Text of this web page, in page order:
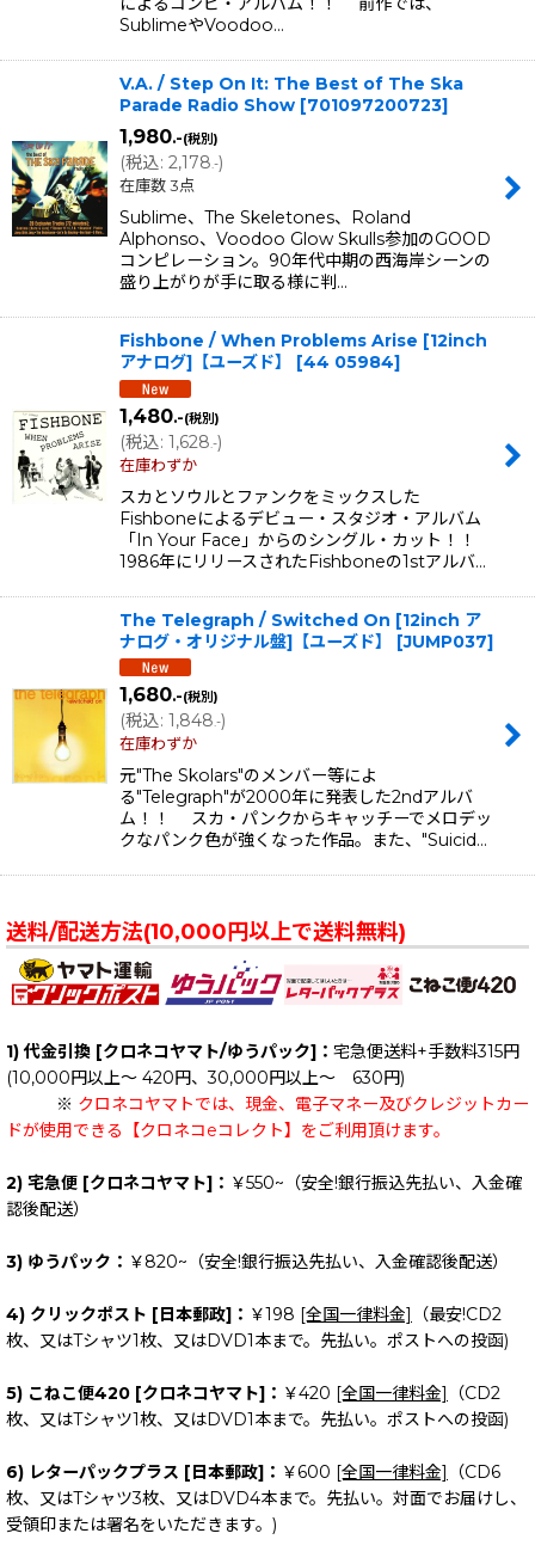
SublimeやVoodoo…
V.A. / Step On It: The Best of The Ska
Parade Radio Show [701097200723]
1,980.-(税別)
(税込: 2,178.-)
在庫数 3点
Sublime、The Skeletones、Roland
Alphonso、Voodoo Glow Skulls参加のGOOD
コンピレーション。90年代中期の西海岸シーンの
盛り上がりが手に取る様に判…
Fishbone / When Problems Arise [12inch
アナログ]【ユーズド】
[44 05984]
1,480.-(税別)
(税込: 1,628 .-)
在庫わずか
スカとソウルとファンクをミックスした
Fishboneによるデビュー・スタジオ・アルバム
「In Your Face」からのシングル・カット！！
1986年にリリースされたFishboneの1stアルバ…
The Telegraph / Switched On [12inch ア
ナログ・オリジナル盤]【ユーズド】
[JUMP037]
1,680.-(税別)
(税込: 1,848.-)
在庫わずか
元"The Skolars"のメンバー等によ
る"Telegraph"が2000年に発表した2ndアルバ
ム！！ スカ・パンクからキャッチーでメロデッ
クなパンク色が強くなった作品。また、"Suicid…
送料/配送方法(10,000円以上で送料無料)
1) 代金引換 [クロネコヤマト/ゆうパック]： 宅急便送料+手数料315円
(10,000円以上～ 420円、30,000円以上～ 630円)
※ クロネコヤマトでは、現金、電子マネー及びクレジットカー
ドが使用できる【クロネコeコレクト】をご利用頂けます。
2) 宅急便 [クロネコヤマト]： ￥550~（安全!銀行振込先払い、入金確
認後配送）
3) ゆうパック： ￥820~（安全!銀行振込先払い、入金確認後配送）
4) クリックポスト [日本郵政]： ￥198 [全国一律料金]
（最安!CD2
枚、又はTシャツ1枚、又はDVD1本まで。先払い。ポストへの投函)
5) こねこ便420 [クロネコヤマト]： ￥420 [全国一律料金]
（CD2
枚、又はTシャツ1枚、又はDVD1本まで。先払い。ポストへの投函)
6) レターパックプラス [日本郵政]： ￥600 [全国一律料金]
（CD6
枚、又はTシャツ3枚、又はDVD4本まで。先払い。対面でお届けし、
受領印または署名をいただきます。)